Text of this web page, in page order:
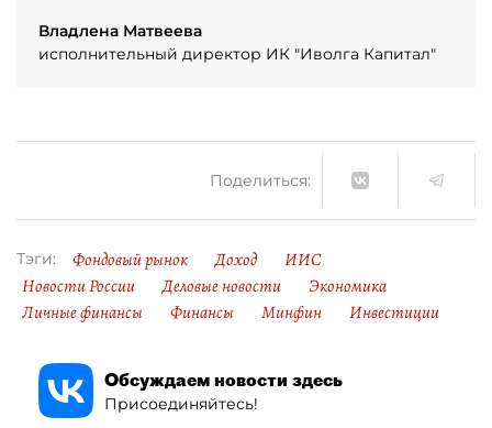
Владлена Матвеева
исполнительный директор ИК "Иволга Капитал"
Поделиться:
Тэги: Фондовый рынок Доход
ИИС
Новости России
Деловые новости
Экономика
Личные финансы
Финансы Минфин Инвестиции
Обсуждаем новости здесь
Присоединяйтесь!